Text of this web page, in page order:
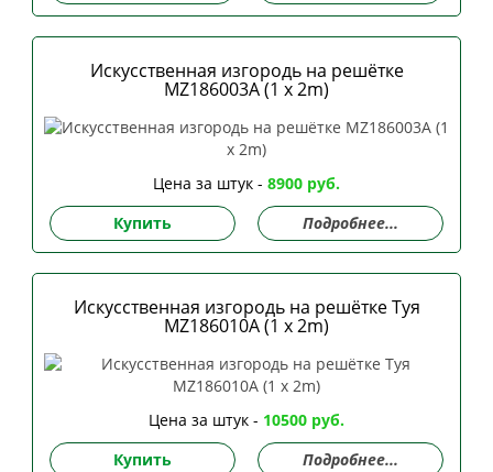
Искусственная изгородь на решётке
MZ186003A (1 x 2m)
Цена за штук - 8900 руб.
Купить
Подробнее...
Искусственная изгородь на решётке Туя
MZ186010A (1 x 2m)
Цена за штук - 10500 руб.
Купить
Подробнее...